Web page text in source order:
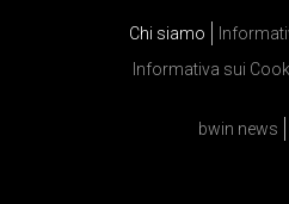
Chi siamo
Informativa sui
bwin news